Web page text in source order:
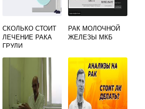
СКОЛЬКО СТОИТ
ЛЕЧЕНИЕ РАКА
ГРУДИ
РАК МОЛОЧНОЙ
ЖЕЛЕЗЫ МКБ